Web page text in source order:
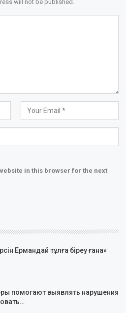
will not be published.
in this browser for the next
Ермандай тұлға біреу ғана»
помогают выявлять нарушения